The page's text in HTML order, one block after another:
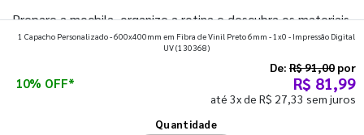
Prepare a mochila, organize a rotina e descubra os materiais
que fazem toda diferença para começar o segundo
1 Capacho Personalizado - 600x400mm em Fibra de Vinil Preto 6mm - 1x0 - Impressão Digital
UV(130368)
10% OFF*
De: R$ 91,00 por
R$ 81,99
até 3x de R$ 27,33 sem juros
Quantidade